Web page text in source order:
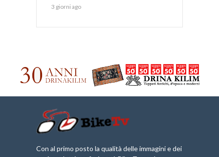
3 giorni ago
Con al primo posto la qualità delle immagini e dei